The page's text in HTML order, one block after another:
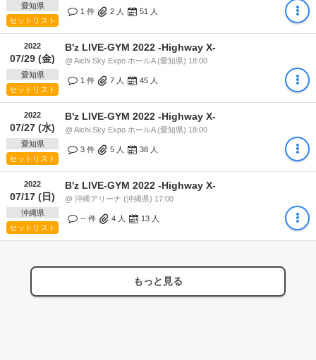
愛知県
セットリスト
1 件 2 人 51 人
2022
07/29 (金)
愛知県
セットリスト
B'z LIVE-GYM 2022 -Highway X-
@ Aichi Sky Expo ホールA (愛知県) 18:00
1 件 7 人 45 人
2022
07/27 (水)
愛知県
セットリスト
B'z LIVE-GYM 2022 -Highway X-
@ Aichi Sky Expo ホールA (愛知県) 18:00
3 件 5 人 38 人
2022
07/17 (日)
沖縄県
セットリスト
B'z LIVE-GYM 2022 -Highway X-
@ 沖縄アリーナ (沖縄県) 17:00
-- 件 4 人 13 人
もっと見る